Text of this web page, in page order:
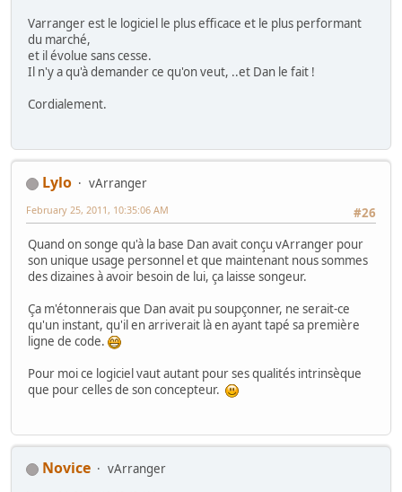
Varranger est le logiciel le plus efficace et le plus performant
du marché,
et il évolue sans cesse.
Il n'y a qu'à demander ce qu'on veut, ..et Dan le fait !
Cordialement.
Lylo
vArranger
#26
February 25, 2011, 10:35:06 AM
Quand on songe qu'à la base Dan avait conçu vArranger pour
son unique usage personnel et que maintenant nous sommes
des dizaines à avoir besoin de lui, ça laisse songeur.
Ça m'étonnerais que Dan avait pu soupçonner, ne serait-ce
qu'un instant, qu'il en arriverait là en ayant tapé sa première
ligne de code.
Pour moi ce logiciel vaut autant pour ses qualités intrinsèque
que pour celles de son concepteur.
Novice
vArranger